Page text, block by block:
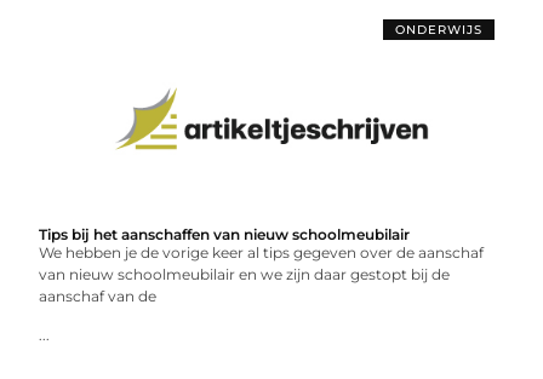
ONDERWIJS
Tips bij het aanschaffen van nieuw schoolmeubilair
We hebben je de vorige keer al tips gegeven over de aanschaf
van nieuw schoolmeubilair en we zijn daar gestopt bij de
aanschaf van de
...